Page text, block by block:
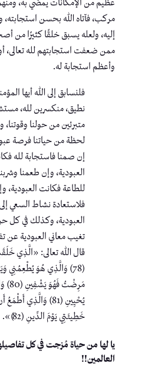
عظيم من الإمكانات يمضي به،
مركب، فآتاه الله بحسن استجابته،
إليه، ولعله يسبق خلقًا كثيرًا من
ممن ضعفت استجابتهم لله تعالى،
وأعظم استجابة له.
فلنسابق إلى الله أيها
نطيق، منكسرين لله،
متبرئين من حولنا
لحظة من حياتنا فرصة
إن صمنا فاستجابة لله
العبودية، وإن طعمنا
للطاعة فكانت العبودية،
فلاستعادة نشاط السعي
العبودية، وكذلك في كل
تغيب معاني العبودية عن
قال الله تعالى: «الَّذِي
مَرِضْتُ
يُحْيِينِ (81) وَالَّذِي
خَطِيئَتِي يَوْمَ الدِّينِ (82)».
يا لها من حياة مُزجت في كل
العالمين!!